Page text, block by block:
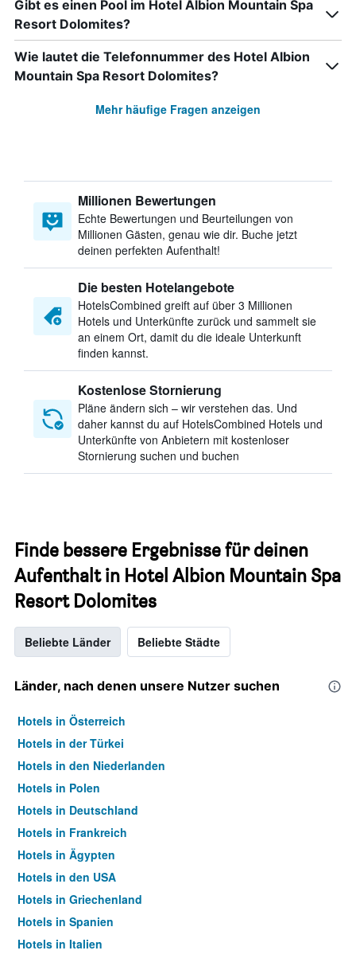
Gibt es einen Pool im Hotel Albion Mountain Spa
Resort Dolomites?
Wie lautet die Telefonnummer des Hotel Albion
Mountain Spa Resort Dolomites?
Mehr häufige Fragen anzeigen
Millionen Bewertungen
Echte Bewertungen und Beurteilungen von
Millionen Gästen, genau wie dir. Buche jetzt
deinen perfekten Aufenthalt!
Die besten Hotelangebote
HotelsCombined greift auf über 3 Millionen
Hotels und Unterkünfte zurück und sammelt sie
an einem Ort, damit du die ideale Unterkunft
finden kannst.
Kostenlose Stornierung
Pläne ändern sich – wir verstehen das. Und
daher kannst du auf HotelsCombined Hotels und
Unterkünfte von Anbietern mit kostenloser
Stornierung suchen und buchen
Finde bessere Ergebnisse für deinen
Aufenthalt in Hotel Albion Mountain Spa
Resort Dolomites
Beliebte Länder Beliebte Städte
Länder, nach denen unsere Nutzer suchen
Hotels in Österreich
Hotels in der Türkei
Hotels in den Niederlanden
Hotels in Polen
Hotels in Deutschland
Hotels in Frankreich
Hotels in Ägypten
Hotels in den USA
Hotels in Griechenland
Hotels in Spanien
Hotels in Italien